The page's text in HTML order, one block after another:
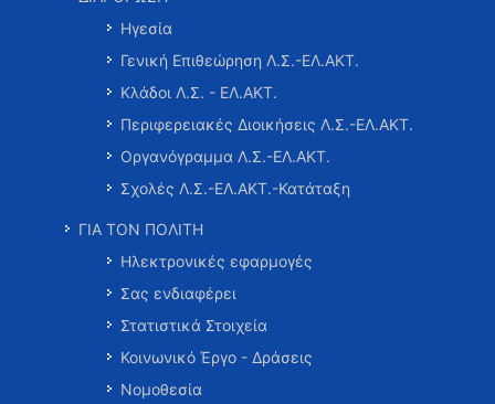
Ηγεσία
Γενική Επιθεώρηση Λ.Σ.-ΕΛ.ΑΚΤ.
Κλάδοι Λ.Σ. - ΕΛ.ΑΚΤ.
Περιφερειακές Διοικήσεις Λ.Σ.-ΕΛ.ΑΚΤ.
Οργανόγραμμα Λ.Σ.-ΕΛ.ΑΚΤ.
Σχολές Λ.Σ.-ΕΛ.ΑΚΤ.-Κατάταξη
ΓΙΑ ΤΟΝ ΠΟΛΙΤΗ
Ηλεκτρονικές εφαρμογές
Σας ενδιαφέρει
Στατιστικά Στοιχεία
Κοινωνικό Έργο - Δράσεις
Νομοθεσία